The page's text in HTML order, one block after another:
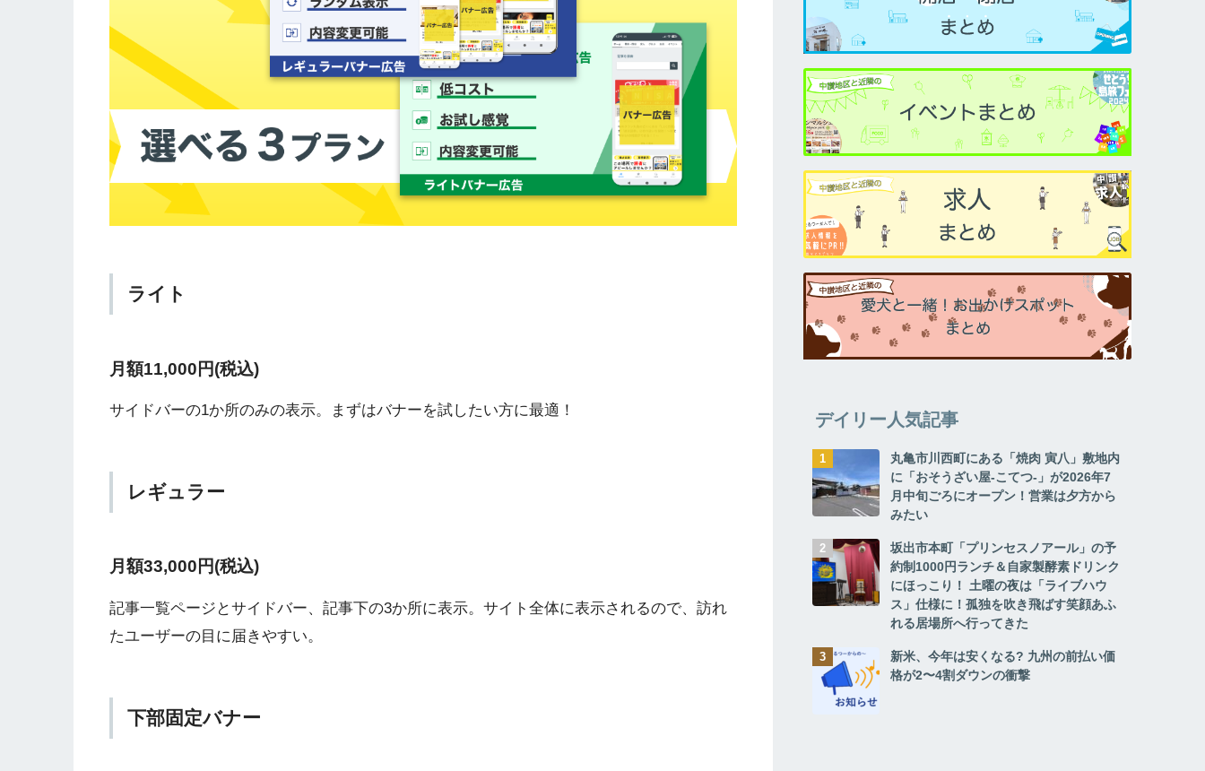
ライト
月額11,000円(税込)
サイドバーの1か所のみの表示。まずはバナーを試したい方に最適！
レギュラー
月額33,000円(税込)
記事一覧ページとサイドバー、記事下の3か所に表示。サイト全体に表示されるので、訪れ
たユーザーの目に届きやすい。
下部固定バナー
デイリー人気記事
丸亀市川西町にある「焼肉 寅八」敷地内
に「おそうざい屋-こてつ-」が2026年7
月中旬ごろにオープン！営業は夕方から
みたい
坂出市本町「プリンセスノアール」の予
約制1000円ランチ＆自家製酵素ドリンク
にほっこり！ 土曜の夜は「ライブハウ
ス」仕様に！孤独を吹き飛ばす笑顔あふ
れる居場所へ行ってきた
新米、今年は安くなる? 九州の前払い価
格が2〜4割ダウンの衝撃